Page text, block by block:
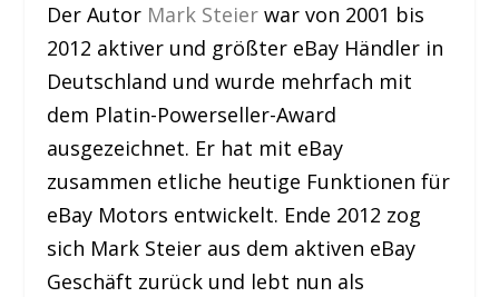
Der Autor Mark Steier war von 2001 bis
2012 aktiver und größter eBay Händler in
Deutschland und wurde mehrfach mit
dem Platin-Powerseller-Award
ausgezeichnet. Er hat mit eBay
zusammen etliche heutige Funktionen für
eBay Motors entwickelt. Ende 2012 zog
sich Mark Steier aus dem aktiven eBay
Geschäft zurück und lebt nun als